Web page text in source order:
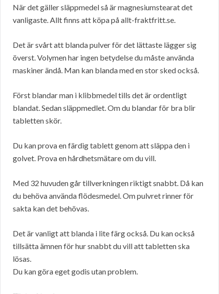
När det gäller släppmedel så är magnesiumstearat det
vanligaste. Allt finns att köpa på allt-fraktfritt.se.
Det är svårt att blanda pulver för det lättaste lägger sig
överst. Volymen har ingen betydelse du måste använda
maskiner ändå. Man kan blanda med en stor sked också.
Först blandar man i klibbmedel tills det är ordentligt
blandat. Sedan släppmedlet. Om du blandar för bra blir
tabletten skör.
Du kan prova en färdig tablett genom att släppa den i
golvet. Prova en hårdhetsmätare om du vill.
Med 32 huvuden går tillverkningen riktigt snabbt. Då kan
du behöva använda flödesmedel. Om pulvret rinner för
sakta kan det behövas.
Det är vanligt att blanda i lite färg också. Du kan också
tillsätta ämnen för hur snabbt du vill att tabletten ska
lösas.
Du kan göra eget godis utan problem.